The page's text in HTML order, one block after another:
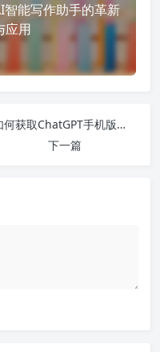
智能写作助手的革新
应用
如何获取ChatGPT手机版本？中文设置、官网信息与安装全攻略！
下一篇